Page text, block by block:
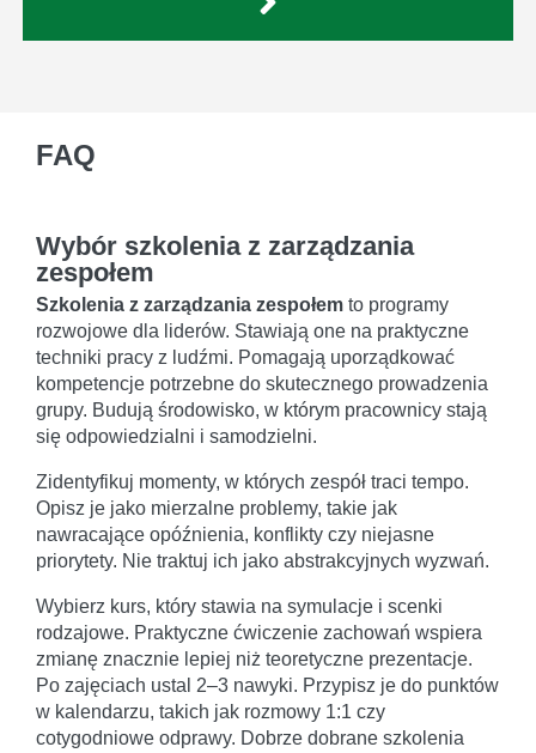
FAQ
Wybór szkolenia z zarządzania
zespołem
Szkolenia z zarządzania zespołem to programy
rozwojowe dla liderów. Stawiają one na praktyczne
techniki pracy z ludźmi. Pomagają uporządkować
kompetencje potrzebne do skutecznego prowadzenia
grupy. Budują środowisko, w którym pracownicy stają
się odpowiedzialni i samodzielni.
Zidentyfikuj momenty, w których zespół traci tempo.
Opisz je jako mierzalne problemy, takie jak
nawracające opóźnienia, konflikty czy niejasne
priorytety. Nie traktuj ich jako abstrakcyjnych wyzwań.
Wybierz kurs, który stawia na symulacje i scenki
rodzajowe. Praktyczne ćwiczenie zachowań wspiera
zmianę znacznie lepiej niż teoretyczne prezentacje.
Po zajęciach ustal 2–3 nawyki. Przypisz je do punktów
w kalendarzu, takich jak rozmowy 1:1 czy
cotygodniowe odprawy. Dobrze dobrane szkolenia